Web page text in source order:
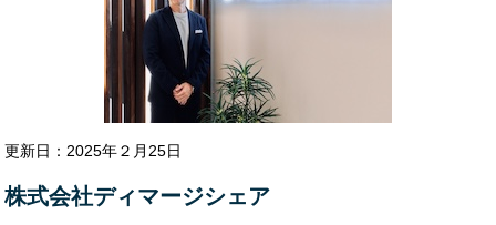
更新日：2025年２月25日
株式会社ディマージシェア
株式会社コルシー
株式会社SHIFT
クレアニーズ株式会社
りらいあコミュニケーションズ株式会社
株式会社イードア
EY有限責任監査法人
株式会社トランザクション・メディア・ネットワ
Tanecreative株式会社